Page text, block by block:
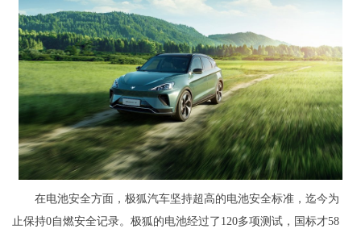
在电池安全方面，极狐汽车坚持超高的电池安全标准，迄今为
止保持0自燃安全记录。极狐的电池经过了120多项测试，国标才58